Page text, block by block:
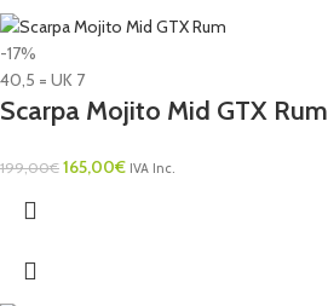
-17%
40,5 = UK 7
Scarpa Mojito Mid GTX Rum
199,00€ 165,00€ IVA Inc.